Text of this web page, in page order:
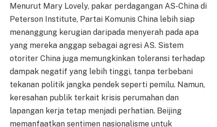
Menurut Mary Lovely, pakar perdagangan AS-China di
Peterson Institute, Partai Komunis China lebih siap
menanggung kerugian daripada menyerah pada apa
yang mereka anggap sebagai agresi AS. Sistem
otoriter China juga memungkinkan toleransi terhadap
dampak negatif yang lebih tinggi, tanpa terbebani
tekanan politik jangka pendek seperti pemilu. Namun,
keresahan publik terkait krisis perumahan dan
lapangan kerja tetap menjadi perhatian. Beijing
memanfaatkan sentimen nasionalisme untuk